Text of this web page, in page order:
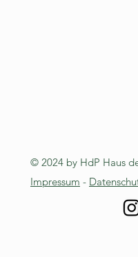
© 2024 by HdP Haus
Impressum -